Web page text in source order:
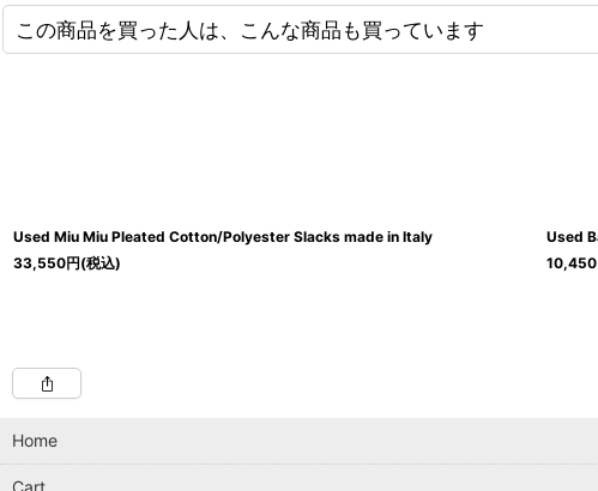
この商品を買った人は、こんな商品も買っています
Used Miu Miu Pleated Cotton/Polyester Slacks made in Italy
33,550円(税込)
Used
10,450
Home
Cart